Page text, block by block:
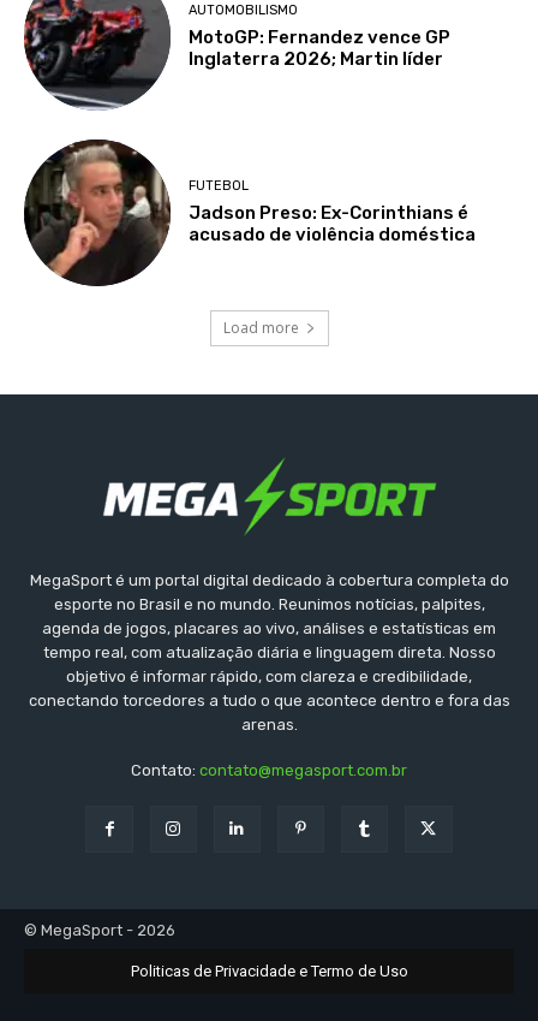
AUTOMOBILISMO
MotoGP: Fernandez vence GP
Inglaterra 2026; Martin líder
FUTEBOL
Jadson Preso: Ex-Corinthians é
acusado de violência doméstica
Load more
MegaSport é um portal digital dedicado à cobertura completa do
esporte no Brasil e no mundo. Reunimos notícias, palpites,
agenda de jogos, placares ao vivo, análises e estatísticas em
tempo real, com atualização diária e linguagem direta. Nosso
objetivo é informar rápido, com clareza e credibilidade,
conectando torcedores a tudo o que acontece dentro e fora das
arenas.
Contato: contato@megasport.com.br
© MegaSport - 2026
Politicas de Privacidade e Termo de Uso